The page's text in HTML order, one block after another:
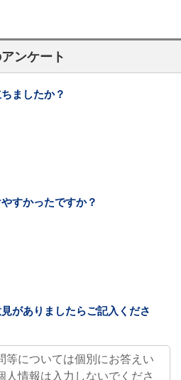
ンケート
ましたか？
すかったですか？
がありましたらご記入くださ